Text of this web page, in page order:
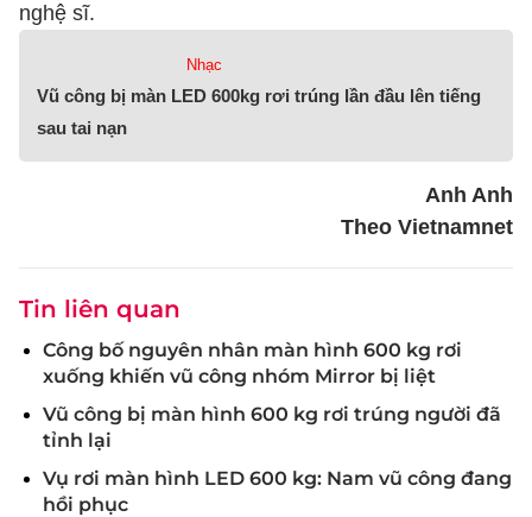
nghệ sĩ.
Nhạc
Vũ công bị màn LED 600kg rơi trúng lần đầu lên tiếng
sau tai nạn
Anh Anh
Theo Vietnamnet
Tin liên quan
Công bố nguyên nhân màn hình 600 kg rơi
xuống khiến vũ công nhóm Mirror bị liệt
Vũ công bị màn hình 600 kg rơi trúng người đã
tỉnh lại
Vụ rơi màn hình LED 600 kg: Nam vũ công đang
hồi phục